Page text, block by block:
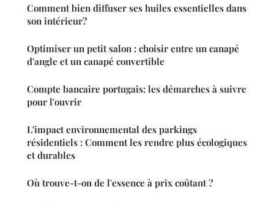
Comment bien diffuser ses huiles essentielles dans
son intérieur?
Optimiser un petit salon : choisir entre un canapé
d'angle et un canapé convertible
Compte bancaire portugais: les démarches à suivre
pour l'ouvrir
L'impact environnemental des parkings
résidentiels : Comment les rendre plus écologiques
et durables
Où trouve-t-on de l'essence à prix coûtant ?